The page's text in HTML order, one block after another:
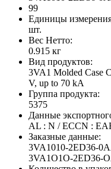
99
Единицы
шт.
Вес Нетто:
0.915 кг
Вид продуктов:
3VA1 Molded Case
V, up to 70 kA
Группа продукта:
5375
Данные
AL : N / ECCN :
Заказные данные:
3VA1010-2ED36-
3VA1O1O-2ED36-